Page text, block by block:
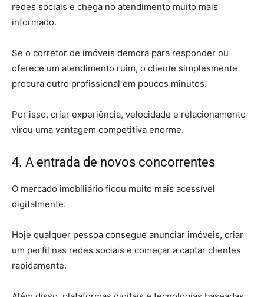
redes sociais e chega no atendimento muito mais
informado.
Se o corretor de imóveis demora para responder ou
oferece um atendimento ruim, o cliente simplesmente
procura outro profissional em poucos minutos.
Por isso, criar experiência, velocidade e relacionamento
virou uma vantagem competitiva enorme.
4. A entrada de novos concorrentes
O mercado imobiliário ficou muito mais acessível
digitalmente.
Hoje qualquer pessoa consegue anunciar imóveis, criar
um perfil nas redes sociais e começar a captar clientes
rapidamente.